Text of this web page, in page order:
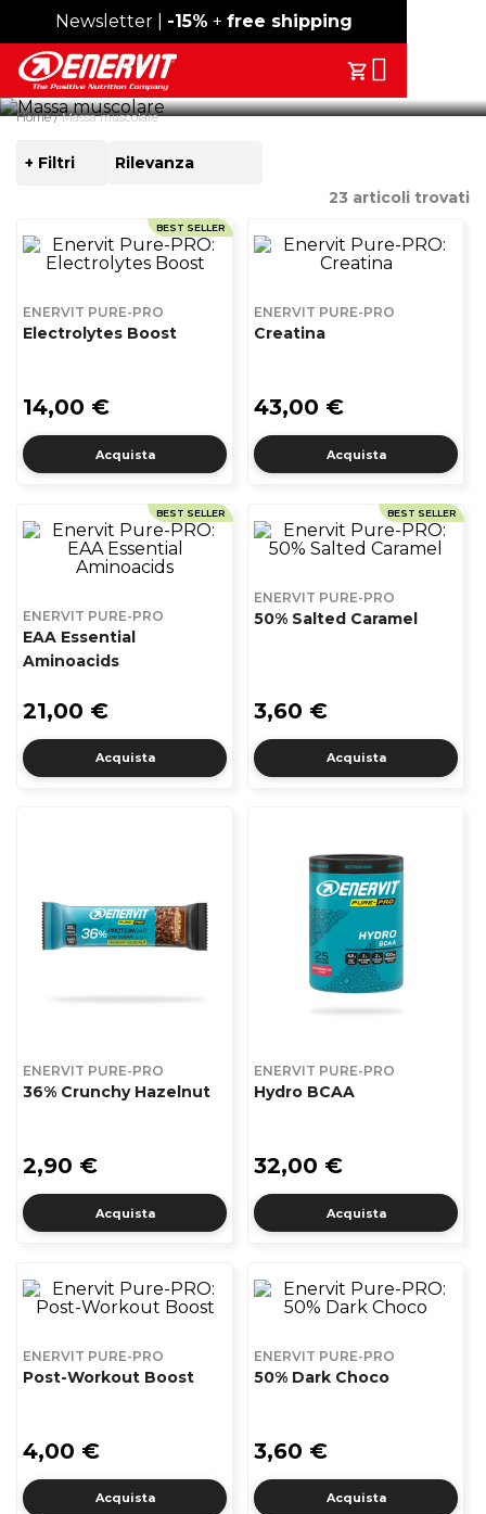
Spedizione gratuita sopra i 49€
Newsletter | -15% + free shipping
Il Tuo
Search
Home Massa muscolare
Enervit PURE-PRO, la linea completa di barrette e polveri
proteiche, aminoacidi e integratori formulati per i workout ad
alta intensità.
23 articoli trovati
+ Filtri
BEST SELLER
ENERVIT PURE-PRO
Electrolytes Boost
14,00 €
Acquista
ENERVIT PURE-PRO
Creatina
43,00 €
Acquista
BEST SELLER
ENERVIT PURE-PRO
EAA Essential
Aminoacids
21,00 €
Acquista
BEST SELLER
ENERVIT PURE-PRO
50% Salted Caramel
3,60 €
Acquista
ENERVIT PURE-PRO
36% Crunchy Hazelnut
2,90 €
Acquista
ENERVIT PURE-PRO
Hydro BCAA
32,00 €
Acquista
ENERVIT PURE-PRO
Post-Workout Boost
4,00 €
Acquista
ENERVIT PURE-PRO
50% Dark Choco
3,60 €
Acquista